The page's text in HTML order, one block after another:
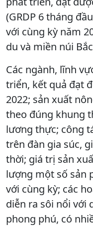
(GRDP 6 tháng
với cùng kỳ năm
du và miền núi
Các ngành, lĩnh
triển, kết quả đạt
2022; sản xuất
theo đúng khung
lương thực; công
trên đàn gia súc,
thời; giá trị sản
lượng một số sản
với cùng kỳ; các
diễn ra sôi nổi với
phong phú, có